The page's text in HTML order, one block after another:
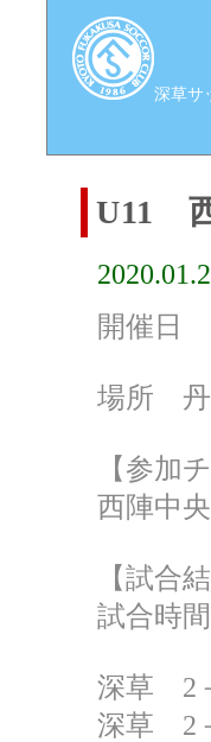
深草サ
U11
開催日
場所 丹
【参加
西陣中
【試合
試合時
深草
深草 2